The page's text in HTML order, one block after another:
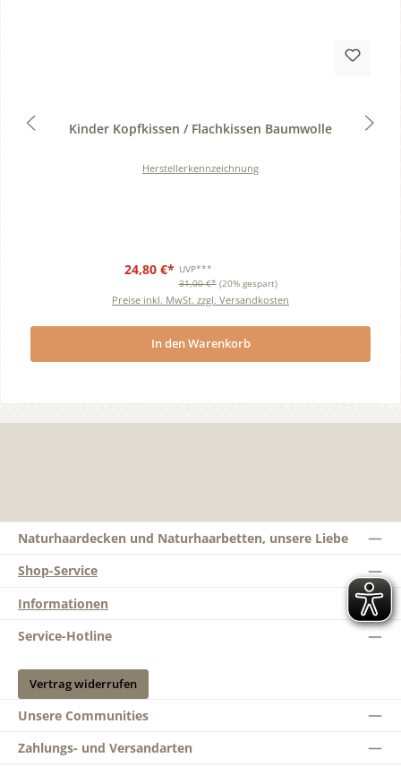
Durchschnittliche Bewertung von 0 von 5 Sternen
Kinder Kopfkissen / Flachkissen Baumwolle
Herstellerkennzeichnung
24,80 €* UVP***
31,00 €* (20% gespart)
Preise inkl. MwSt. zzgl. Versandkosten
In den Warenkorb
Naturhaardecken und Naturhaarbetten, unsere Liebe
Shop-Service
Informationen
Service-Hotline
Vertrag widerrufen
Unsere Communities
Zahlungs- und Versandarten